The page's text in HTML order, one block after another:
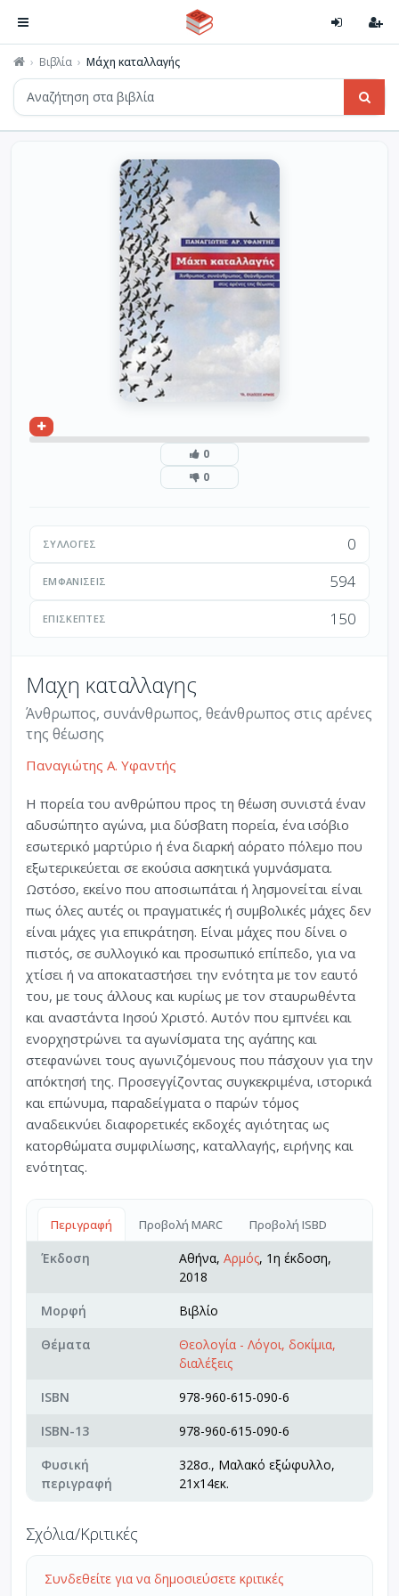
Βιβλία Μάχη καταλλαγής
0
0
ΣΥΛΛΟΓΈΣ 0
ΕΜΦΑΝΊΣΕΙΣ 594
ΕΠΙΣΚΈΠΤΕΣ 150
Μαχη καταλλαγης
Άνθρωπος, συνάνθρωπος, θεάνθρωπος στις αρένες
της θέωσης
Παναγιώτης Α. Υφαντής
Η πορεία του ανθρώπου προς τη θέωση συνιστά έναν
αδυσώπητο αγώνα, μια δύσβατη πορεία, ένα ισόβιο
εσωτερικό μαρτύριο ή ένα διαρκή αόρατο πόλεμο που
εξωτερικεύεται σε εκούσια ασκητικά γυμνάσματα.
Ωστόσο, εκείνο που αποσιωπάται ή λησμονείται είναι
πως όλες αυτές οι πραγματικές ή συμβολικές μάχες δεν
είναι μάχες για επικράτηση. Είναι μάχες που δίνει ο
πιστός, σε συλλογικό και προσωπικό επίπεδο, για να
χτίσει ή να αποκαταστήσει την ενότητα με τον εαυτό
του, με τους άλλους και κυρίως με τον σταυρωθέντα
και αναστάντα Ιησού Χριστό. Αυτόν που εμπνέει και
ενορχηστρώνει τα αγωνίσματα της αγάπης και
στεφανώνει τους αγωνιζόμενους που πάσχουν για την
απόκτησή της. Προσεγγίζοντας συγκεκριμένα, ιστορικά
και επώνυμα, παραδείγματα ο παρών τόμος
αναδεικνύει διαφορετικές εκδοχές αγιότητας ως
κατορθώματα συμφιλίωσης, καταλλαγής, ειρήνης και
ενότητας.
Περιγραφή Προβολή MARC Προβολή ISBD
Έκδοση Αθήνα, Αρμός, 1η έκδοση,
2018
Μορφή
Βιβλίο
Θέματα
Θεολογία - Λόγοι, δοκίμια,
διαλέξεις
ISBN
978-960-615-090-6
ISBN-13
978-960-615-090-6
Φυσική
περιγραφή
328σ., Μαλακό εξώφυλλο,
21x14εκ.
Σχόλια/Κριτικές
Συνδεθείτε για να δημοσιεύσετε κριτικές